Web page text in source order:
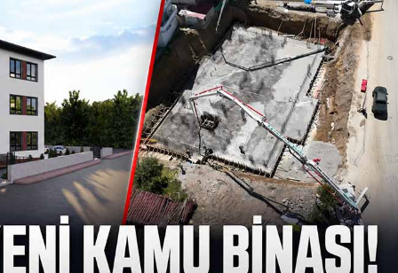
Olay:
Güncel
Geredeli Tanınmış
Siyasetçinin Acı Günü